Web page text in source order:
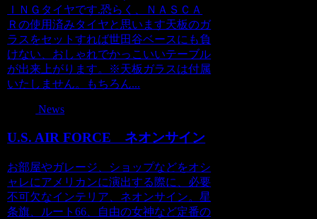
ＩＮＧタイヤです.恐らく、ＮＡＳＣＡ
Ｒの使用済みタイヤと思います天板のガ
ラスをセットすれば世田谷ベースにも負
けない、おしゃれでかっこいいテーブル
が出来上がります。※天板ガラスは付属
いたしません。もちろん...
News
U.S. AIR FORCE ネオンサイン
お部屋やガレージ、ショップなどをオシ
ャレにアメリカンに演出する際に、必要
不可欠なインテリア、ネオンサイン。星
条旗、ルート66、自由の女神など定番の